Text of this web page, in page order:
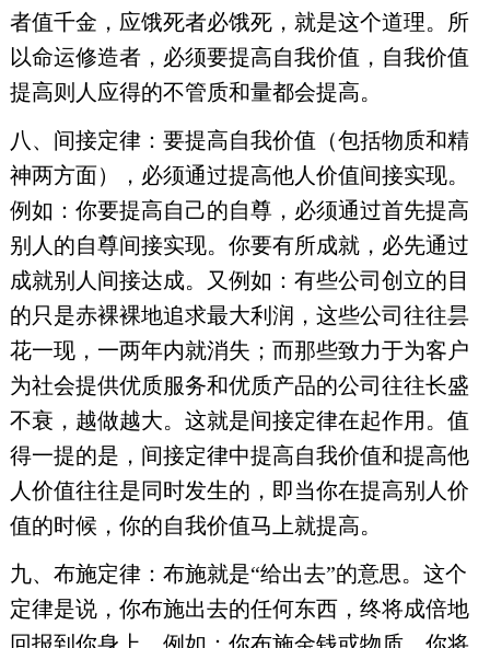
者值千金，应饿死者必饿死，就是这个道理。所
以命运修造者，必须要提高自我价值，自我价值
提高则人应得的不管质和量都会提高。
八、间接定律：要提高自我价值（包括物质和精
神两方面），必须通过提高他人价值间接实现。
例如：你要提高自己的自尊，必须通过首先提高
别人的自尊间接实现。你要有所成就，必先通过
成就别人间接达成。又例如：有些公司创立的目
的只是赤裸裸地追求最大利润，这些公司往往昙
花一现，一两年内就消失；而那些致力于为客户
为社会提供优质服务和优质产品的公司往往长盛
不衰，越做越大。这就是间接定律在起作用。值
得一提的是，间接定律中提高自我价值和提高他
人价值往往是同时发生的，即当你在提高别人价
值的时候，你的自我价值马上就提高。
九、布施定律：布施就是“给出去”的意思。这个
定律是说，你布施出去的任何东西，终将成倍地